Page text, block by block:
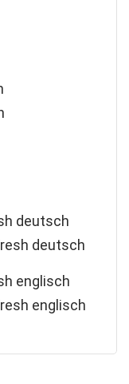
deutsch
deutsch
englisch
englisch